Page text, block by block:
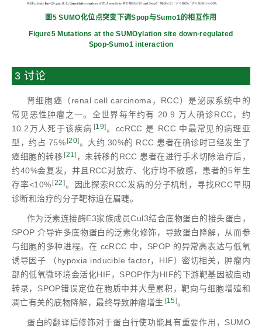
图5 SUMO化位点突变下调Spop与Sumo1的相互作用
Figure5 Mutations at the SUMOylation site down⁃regulated
Spop⁃Sumo1 interaction
3 讨论
肾细胞癌（renal cell carcinoma，RCC）是泌尿系统中的
常见恶性肿瘤之一。全世界每年约有 20.9 万人确诊RCC，约
10.2万人死于该疾病 [19]。ccRCC 是 RCC 中最常见的病理亚
型，约占 75% [20]。大约 30%的 RCC 患者在确诊时已经发生了
癌细胞的转移 [21] ，未转移的RCC 患者在进行手术切除治疗后，
约40%会复发，并且RCC对放疗、化疗均不敏感，患者的5年生
存率<10% [22]。因此探索RCC发病的分子机制，寻找RCC早期
诊断和治疗的分子靶标迫在眉睫。
作为泛素连接酶E3家族成员Cul3结合底物蛋白的接头蛋白，
SPOP 介导许多底物蛋白的泛素化修饰，导致蛋白降解，从而参
与细胞的多种进程。在 ccRCC 中，SPOP 的异常高表达与低氧
诱导因子 （hypoxia inducible factor，HIF）密切相关，肿瘤内
部的低氧微环境会活化HIF，SPOP作为HIF的下游靶基因被启动
转录，SPOP错误定位在胞质中并大量累积，靶向与细胞增殖和
凋亡有关的底物降解，最终导致肿瘤增生 [15]。
蛋白的翻译后修饰对于蛋白行使功能具有重要作用，SUMO